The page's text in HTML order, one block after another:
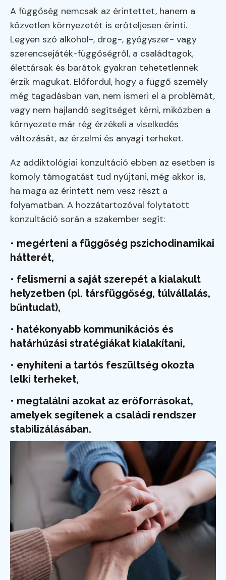
A függőség nemcsak az érintettet, hanem a
közvetlen környezetét is erőteljesen érinti.
Legyen szó alkohol-, drog-, gyógyszer- vagy
szerencsejáték-függőségről, a családtagok,
élettársak és barátok gyakran tehetetlennek
érzik magukat. Előfordul, hogy a függő személy
még tagadásban van, nem ismeri el a problémát,
vagy nem hajlandó segítséget kérni, miközben a
környezete már rég érzékeli a viselkedés
változását, az érzelmi és anyagi terheket.
Az addiktológiai konzultáció ebben az esetben is
komoly támogatást tud nyújtani, még akkor is,
ha maga az érintett nem vesz részt a
folyamatban. A hozzátartozóval folytatott
konzultáció során a szakember segít:
• megérteni a függőség pszichodinamikai
hátterét,
• felismerni a saját szerepét a kialakult
helyzetben (pl. társfüggőség, túlvállalás,
bűntudat),
• hatékonyabb kommunikációs és
határhúzási stratégiákat kialakítani,
• enyhíteni a tartós feszültség okozta
lelki terheket,
• megtalálni azokat az erőforrásokat,
amelyek segítenek a családi rendszer
stabilizálásában.